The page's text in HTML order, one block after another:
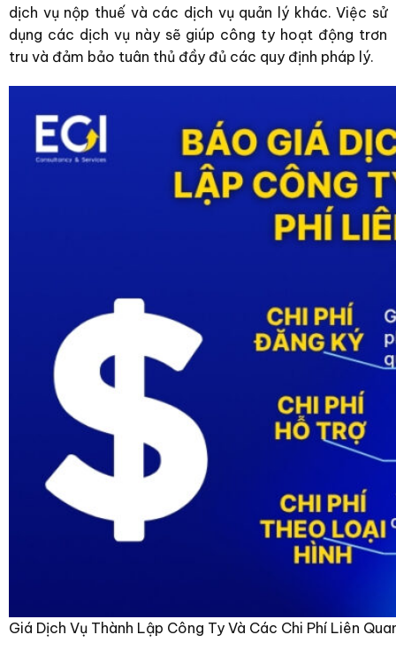
dịch vụ nộp thuế và các dịch vụ quản lý khác. Việc sử
dụng các dịch vụ này sẽ giúp công ty hoạt động trơn
tru và đảm bảo tuân thủ đầy đủ các quy định pháp lý.
Giá Dịch Vụ Thành Lập Công Ty Và Các Chi Phí Liên